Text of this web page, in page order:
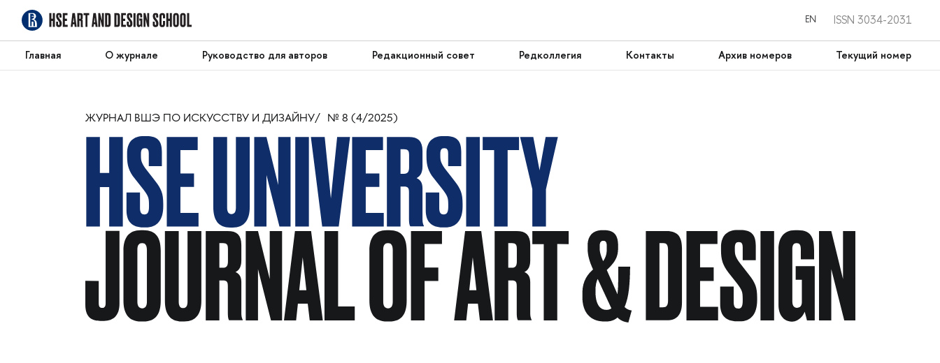
EN ISSN 3034-2031
Главная О журнале Руководство для авторов Редакционный совет Редколлегия Контакты Архив номеров Текущий номер
ЖУРНАЛ ВШЭ ПО ИСКУССТВУ И ДИЗАЙНУ № 8 (4/2025)